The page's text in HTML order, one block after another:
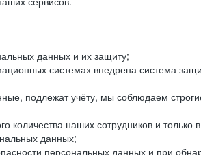
данных и их защиту;
системах внедрена система
подлежат учёту, мы соблюдаем
наших сотрудников и
данных;
персональных данных и при